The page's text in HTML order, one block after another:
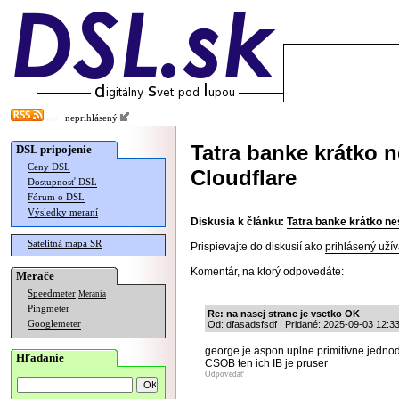
neprihlásený
DSL pripojenie
Ceny DSL
Dostupnosť DSL
Fórum o DSL
Výsledky meraní
Satelitná mapa SR
Merače
Speedmeter Merania
Pingmeter
Googlemeter
Hľadanie
Tatra banke krátko
Cloudflare
Diskusia k článku: Tatra banke krátko
Prispievajte do diskusií ako prihlásený
Komentár, na ktorý odpovedáte:
Re: na nasej strane je vsetko OK
Od: dfasadsfsdf | Pridané: 2025-09-03
george je aspon uplne primitivne
CSOB ten ich IB je pruser
Odpovedať